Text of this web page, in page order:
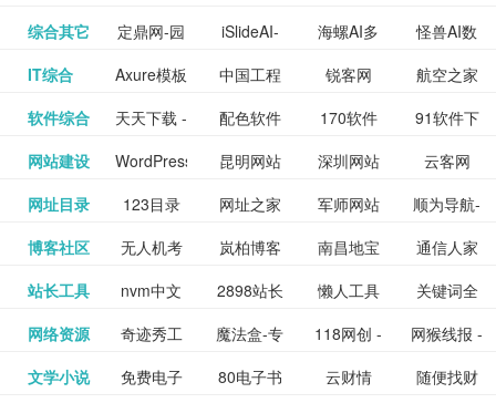
全 频
包括上映
影片的影
讯查询及
购票服
务。你可
_www.sanmao.com.cn_
素材免费
图库
nas论
坛|nas1.cn|nas1|nas
流社区
文写作-AI
毕业设计-
PPT模板
生成
作 - 国内
领先的AI
图片、文
案创作平
讯飞星火-
懂我的AI
助手
更多>>
综合其它 定鼎网-园
林景观建
筑室内设
iSlideAI-
一键生成
PPT模板
海螺AI多
模态大语
言模型
怪兽AI数
字人
九章开物 更多>>
IT综合 Axure模板
网
中国工程
科技知识
中心
锐客网
航空之家
牛品汇
更多>>
软件综合 天天下载 -
绿色精品
软件应用
配色软件
园
170软件
下载站
91软件下
载
yx12345
下载站
更多>>
网站建设 WordPress
主题模板
下载_爱主
昆明网站
建设
深圳网站
建设
云客网
SEO众包
服务平台
深圳网站
建设
更多>>
网址目录 123目录
网
网址之家 军师网站
目录网址
大全
顺为导航-
办公运营
工具导航
易推分类
目录网
更多>>
博客社区 无人机考
证资讯网
岚柏博客 南昌地宝
网_南昌论
坛
通信人家
园
精易论坛 更多>>
站长工具 nvm中文
网
2898站长
资源平台
懒人工具 关键词全
网指数查
询
SEO工具
- 站长之家
更多>>
网络资源 奇迹秀工
具箱-设计
魔法盒-专
业的游戏
118网创 -
创业项目
网猴线报 -
一个简单
线报酷 - 更多>>
文学小说 免费电子 80电子书 云财情 随便找财